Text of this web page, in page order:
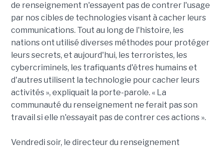
de renseignement n'essayent pas de contrer l'usage
par nos cibles de technologies visant à cacher leurs
communications. Tout au long de l'histoire, les
nations ont utilisé diverses méthodes pour protéger
leurs secrets, et aujourd'hui, les terroristes, les
cybercriminels, les trafiquants d'êtres humains et
d'autres utilisent la technologie pour cacher leurs
activités », expliquait la porte-parole. « La
communauté du renseignement ne ferait pas son
travail si elle n'essayait pas de contrer ces actions ».
Vendredi soir, le directeur du renseignement